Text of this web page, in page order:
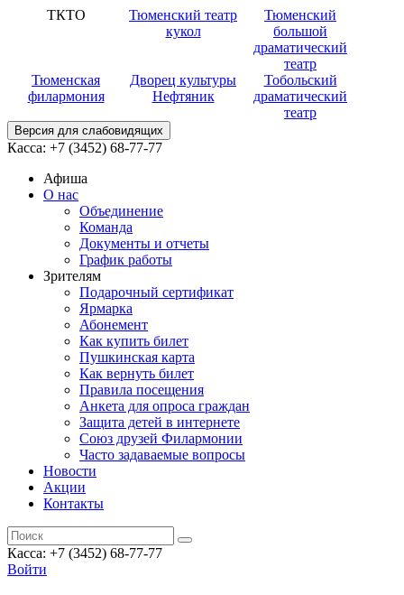
ТКТО
Тюменский театр
кукол
Тюменский
большой
драматический
театр
Тюменская
филармония
Дворец культуры
Нефтяник
Тобольский
драматический
театр
Версия для слабовидящих
Касса: +7 (3452) 68-77-77
Афиша
О нас
Объединение
Команда
Документы и отчеты
График работы
Зрителям
Подарочный сертификат
Ярмарка
Абонемент
Как купить билет
Пушкинская карта
Как вернуть билет
Правила посещения
Анкета для опроса граждан
Защита детей в интернете
Союз друзей Филармонии
Часто задаваемые вопросы
Новости
Акции
Контакты
Касса: +7 (3452) 68-77-77
Войти